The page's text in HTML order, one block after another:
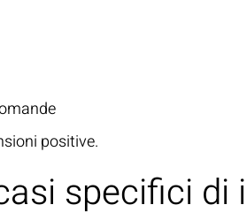
positive.
specifici